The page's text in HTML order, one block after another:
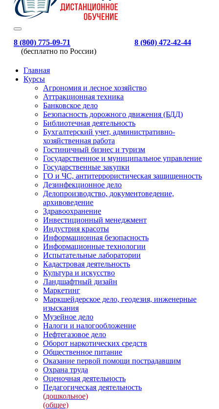
8 (800) 775-09-71
(бесплатно по России)
8 (960) 472-42-44
Главная
Курсы
Агрономия и лесное хозяйство
Аттракционная техника
Банковское дело
Безопасность дорожного движения (БДД)
Библиотечная деятельность
Бухгалтерский учет, административно-
хозяйственная работа
Гостиничный бизнес и туризм
Государственное и муниципальное управление
Государственные закупки
ГО и ЧС, антитеррористическая защищенность
Дезинфекционное дело
Делопроизводство, документоведение,
архивоведение
Здравоохранение
Инвестиционный менеджмент
Индустрия красоты
Информационная безопасность
Информационные технологии
Испытательные лаборатории
Кадастровая деятельность
Культура и искусство
Ландшафтный дизайн
Маркетинг
Маркшейдерское дело, геодезия, инженерные
изыскания
Музейное дело
Налоги и налогообложение
Нефтегазовое дело
Оборот наркотических средств
Общественное питание
Оказание первой помощи пострадавшим
Охрана труда
Оценочная деятельность
Педагогическая деятельность
(дошкольное)
(общее)